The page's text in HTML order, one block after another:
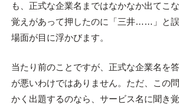
も、正式な企業名まではなかなか出てこ
覚えがあって押したのに「三井……」と誤
場面が目に浮かびます。
当たり前のことですが、正式な企業名を
が悪いわけではありません。ただ、この
かく出題するのなら、サービス名に聞き